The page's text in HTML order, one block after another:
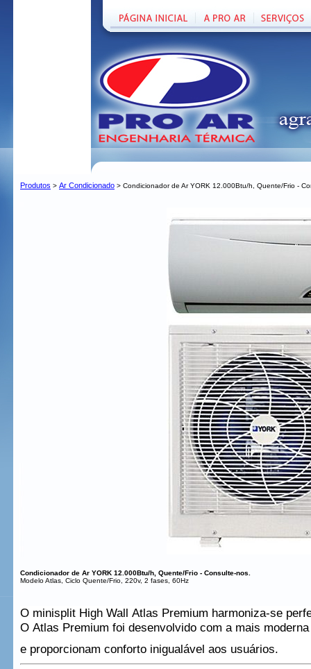
Produtos > Ar Condicionado > Condicionador de Ar YORK 12.000Btu/h, Quente/Frio -
Condicionador de Ar YORK 12.000Btu/h, Quente/Frio - Consulte-nos.
Modelo Atlas, Ciclo Quente/Frio, 220v, 2 fases, 60Hz
O minisplit High Wall Atlas Premium harmoniza-se
O Atlas Premium foi desenvolvido com a mais
e proporcionam conforto inigualável aos usuários.